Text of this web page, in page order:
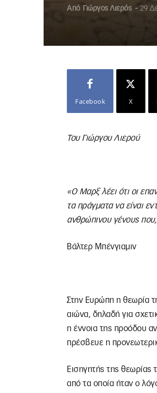
Από Γιώργος Λιερός - 29
Facebook X
Του Γιώργου Λιερού
«Ο Μαρξ λέει ότι οι
τα πράγματα να είναι
ανθρώπινου γένους
Βάλτερ Μπένγιαμιν
Στην Ευρώπη η θεωρία
αιώνα, δηλαδή για
η έννοια της προόδου
πρέσβευε η
Eισηγητής της
από τα οποία ήταν ο